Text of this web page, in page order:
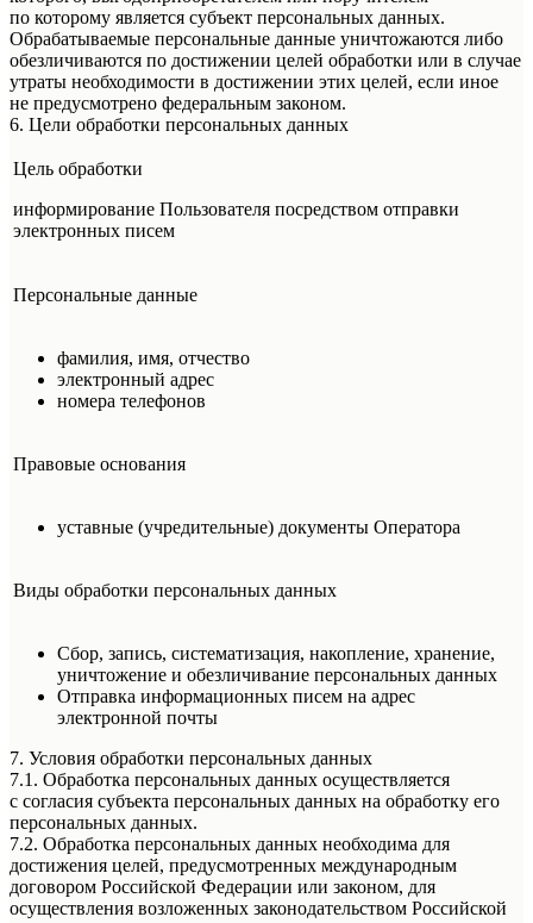
по которому является субъект персональных данных.
Обрабатываемые персональные данные уничтожаются либо
обезличиваются по достижении целей обработки или в случае
утраты необходимости в достижении этих целей, если иное
не предусмотрено федеральным законом.
6. Цели обработки персональных данных
Цель обработки
информирование Пользователя посредством отправки
электронных писем
Персональные данные
фамилия, имя, отчество
электронный адрес
номера телефонов
Правовые основания
уставные (учредительные) документы Оператора
Виды обработки персональных данных
Сбор, запись, систематизация, накопление, хранение,
уничтожение и обезличивание персональных данных
Отправка информационных писем на адрес
электронной почты
7. Условия обработки персональных данных
7.1. Обработка персональных данных осуществляется
с согласия субъекта персональных данных на обработку его
персональных данных.
7.2. Обработка персональных данных необходима для
достижения целей, предусмотренных международным
договором Российской Федерации или законом, для
осуществления возложенных законодательством Российской